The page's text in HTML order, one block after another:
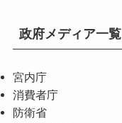
政府メディア一覧
宮内庁
消費者庁
防衛省